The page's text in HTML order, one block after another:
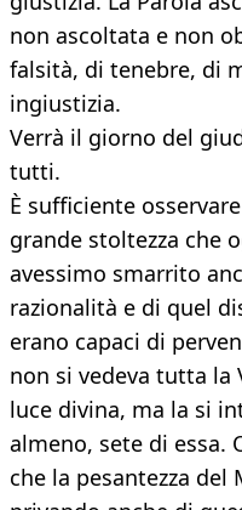
non ascoltata e non
falsità, di tenebre, di
ingiustizia.
Verrà il giorno del
tutti.
È sufficiente
grande stoltezza che
avessimo smarrito
razionalità e di quel
erano capaci di
non si vedeva tutta la
luce divina, ma la si
almeno, sete di essa.
che la pesantezza del